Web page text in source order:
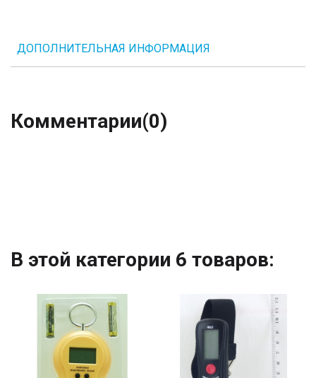
ДОПОЛНИТЕЛЬНАЯ ИНФОРМАЦИЯ
Комментарии(0)
В этой категории 6 товаров: